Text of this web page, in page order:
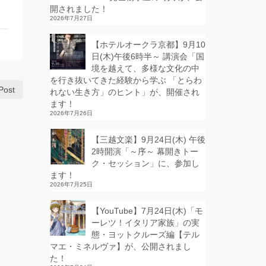
開されました！
2026年7月27日
【ホテルオークラ京都】9月10
日(木)午後6時半～ 講演会「国
境を越えて、多様な文化の中
を行き抜いてきた経験から学ぶ 「とらわ
れない生き方」のヒント」が、開催され
ます！
2026年7月26日
【三越文楽】9月24日(木) 午後
2時開演「～序～ 幕開きトー
ク・セッション」に、参加し
ます！
2026年7月25日
【YouTube】7月24日(木)「モ
ーレツ！イタリア家族」の実
態・ヨットクルーズ編【テル
マエ・ミネルヴァ】が、公開されまし
た！